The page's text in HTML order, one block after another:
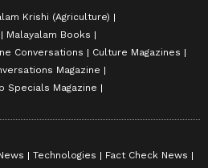
Krishi (Agriculture)
Malayalam Books
Conversations
Culture Magazines
Magazine
Specials Magazine
Technologies
Fact Check News